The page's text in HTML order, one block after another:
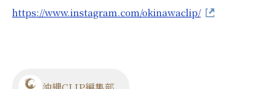
https://www.instagram.com/okinawaclip/